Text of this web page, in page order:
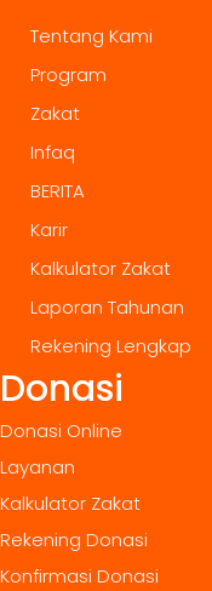
Tentang Kami
Program
Zakat
Infaq
BERITA
Karir
Kalkulator Zakat
Laporan Tahunan
Rekening Lengkap
Donasi
Donasi Online
Layanan
Kalkulator Zakat
Rekening Donasi
Konfirmasi Donasi